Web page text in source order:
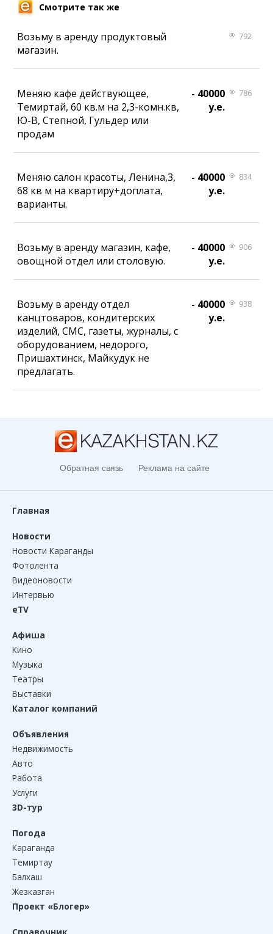
Смотрите так же
Возьму в аренду продуктовый
магазин.
792
Меняю кафе действующее,
Темиртай, 60 кв.м на 2,3-комн.кв,
Ю-В, Степной, Гульдер или
продам
- 40000
у.е.
786
Меняю салон красоты, Ленина,3,
68 кв м на квартиру+доплата,
варианты.
- 40000
у.е.
834
Возьму в аренду магазин, кафе,
овощной отдел или столовую.
- 40000
у.е.
906
Возьму в аренду отдел
канцтоваров, кондитерских
изделий, СМС, газеты, журналы, с
оборудованием, недорого,
Пришахтинск, Майкудук не
предлагать.
- 40000
у.е.
938
Обратная связь Реклама на сайте
Главная
Новости
Новости Караганды
Фотолента
Видеоновости
Интервью
eTV
Афиша
Кино
Музыка
Театры
Выставки
Каталог компаний
Объявления
Недвижимость
Авто
Работа
Услуги
3D-тур
Погода
Караганда
Темиртау
Балхаш
Жезказган
Проект «Блогер»